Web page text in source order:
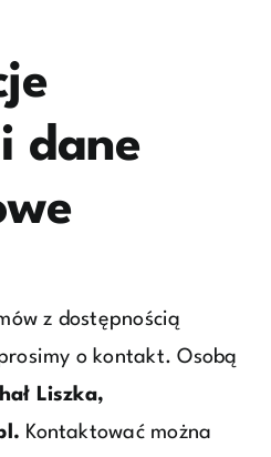
dane
z dostępnością
o kontakt. Osobą
Liszka,
Kontaktować można